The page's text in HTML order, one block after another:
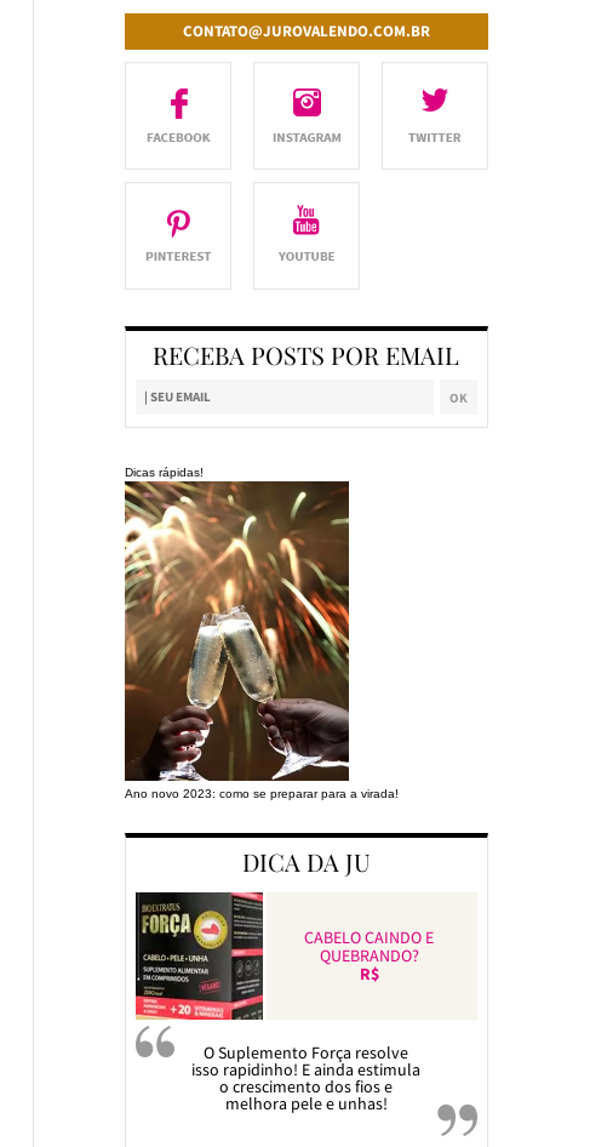
CONTATO@JUROVALENDO.COM.BR
RECEBA POSTS POR EMAIL
Dicas rápidas!
Ano novo 2023: como se preparar para a virada!
DICA DA JU
CABELO CAINDO E
QUEBRANDO?
R$
O Suplemento Força resolve
isso rapidinho! E ainda estimula
o crescimento dos fios e
melhora pele e unhas!